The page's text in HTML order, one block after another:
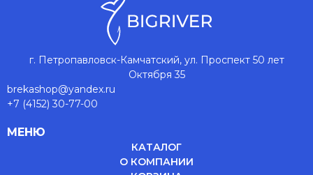
г. Петропавловск-Камчатский, ул. Проспект 50 лет
Октября 35
brekashop@yandex.ru
+7 (4152) 30-77-00
МЕНЮ
КАТАЛОГ
О КОМПАНИИ